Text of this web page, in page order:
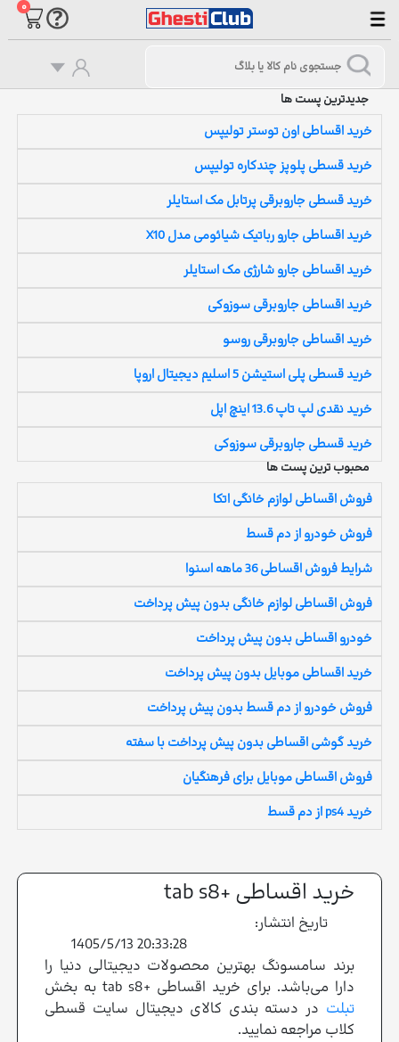
۰
جدیدترین پست ها
خرید اقساطی اون توستر تولیپس
خرید قسطی پلوپز چندکاره تولیپس
خرید قسطی جاروبرقی پرتابل مک استایلر
خرید اقساطی جارو رباتیک شیائومی مدل X10
خرید اقساطی جارو شارژی مک استایلر
خرید اقساطی جاروبرقی سوزوکی
خرید اقساطی جاروبرقی روسو
خرید قسطی پلی استیشن 5 اسلیم دیجیتال اروپا
خرید نقدی لپ تاپ 13.6 اینچ اپل
خرید قسطی جاروبرقی سوزوکی
محبوب ترین پست ها
فروش اقساطی لوازم خانگی اتکا
فروش خودرو از دم قسط
شرایط فروش اقساطی 36 ماهه اسنوا
فروش اقساطی لوازم خانگی بدون پیش پرداخت
خودرو اقساطی بدون پیش پرداخت
خرید اقساطی موبایل بدون پیش پرداخت
فروش خودرو از دم قسط بدون پیش پرداخت
خرید گوشی اقساطی بدون پیش پرداخت با سفته
فروش اقساطی موبایل برای فرهنگیان
خرید ps4 از دم قسط
خرید اقساطی +tab s8
تاریخ انتشار:
1405/5/13 20:33:28
برند سامسونگ بهترین محصولات دیجیتالی دنیا را
دارا می‌باشد. برای خرید اقساطی +tab s8 به بخش
تبلت در دسته بندی کالای دیجیتال سایت قسطی
کلاب مراجعه نمایید.